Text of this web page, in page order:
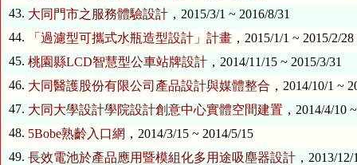
43. 大同門市之服務體驗設計 ，2015/3/1 ~ 2016/8/31
44.
「過濾型可攜式水瓶造型設計」計畫 ，2015/1/1 ~ 2015/2/28
45. 桃園縣LCD智慧型公車站牌設計 ，2014/11/15 ~ 2015/3/31
46. 大同醫護股份有限公司產品設計與媒體整合 ，2014/10/1 ~
47. 大同大學設計學院設計創意中心實體空間建置 ，2014/4/10
48. 5Bobe熟齡入口網 ，2014/3/15 ~ 2014/5/15
49. 長效電池於產品應用暨模組化多用途吸塵器設計 ，2013/